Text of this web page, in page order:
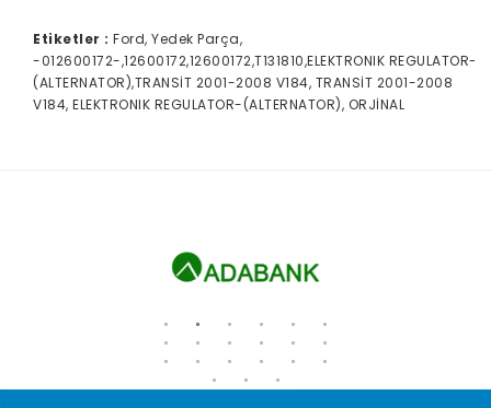
Etiketler : Ford, Yedek Parça,
-012600172-,12600172,12600172,T131810,ELEKTRONIK REGULATOR-
(ALTERNATOR),TRANSİT 2001-2008 V184, TRANSİT 2001-2008
V184, ELEKTRONIK REGULATOR-(ALTERNATOR), ORJİNAL